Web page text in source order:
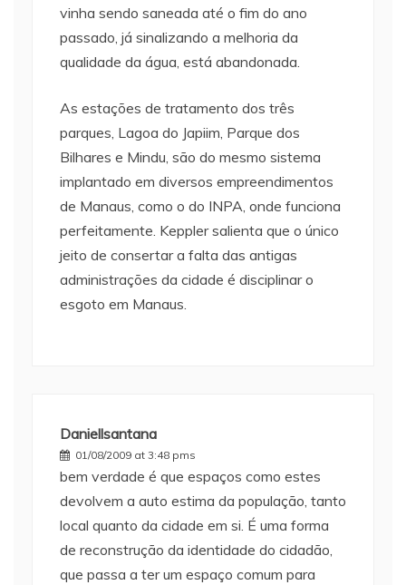
vinha sendo saneada até o fim do ano
passado, já sinalizando a melhoria da
qualidade da água, está abandonada.
As estações de tratamento dos três
parques, Lagoa do Japiim, Parque dos
Bilhares e Mindu, são do mesmo sistema
implantado em diversos empreendimentos
de Manaus, como o do INPA, onde funciona
perfeitamente. Keppler salienta que o único
jeito de consertar a falta das antigas
administrações da cidade é disciplinar o
esgoto em Manaus.
Daniellsantana
01/08/2009 at 3:48 pms
bem verdade é que espaços como estes
devolvem a auto estima da população, tanto
local quanto da cidade em si. É uma forma
de reconstrução da identidade do cidadão,
que passa a ter um espaço comum para